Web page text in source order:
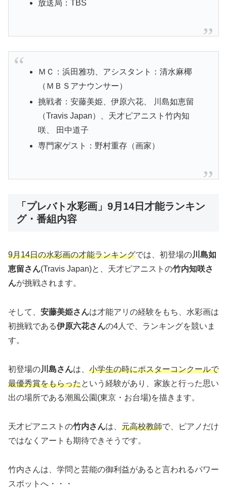
放送局：TBS
ＭＣ：浜田雅功、アシスタント：清水麻椰
（ＭＢＳアナウンサー）
挑戦者：安藤美姫、伊原六花、 川島如恵留
（Travis Japan）、天才ピアニスト竹内知
咲、 田中道子
専門家ゲスト：野村重存（画家）
「プレバト水彩画」9月14日才能ランキン
グ・番組内容
9月14日の水彩画の才能ランキングでは、初登場の川島如
恵留さん(Travis Japan)と、天才ピアニストの竹内知咲さ
んが挑戦されます。
そして、 安藤美姫さんは才能アリの経験をもち、水彩画は
初挑戦である伊原六花さんの4人で、ランキングを競いま
す。
初登場の川島さんは、 小学生の時にポスターコンクールで
最優秀賞をもらったという経験があり、家族と行った思い
出の場所である潮風公園(東京・お台場)を描きます。
天才ピアニストの竹内さんは、 元高校教師で、ピアノだけ
ではなくアートも期待できそうです。
竹内さんは、学問と芸能の御利益があると言われるパワー
スポットへ・・・